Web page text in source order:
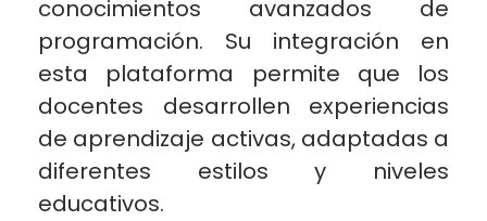
conocimientos avanzados de
programación. Su integración en
esta plataforma permite que los
docentes desarrollen experiencias
de aprendizaje activas, adaptadas a
diferentes estilos y niveles
educativos.